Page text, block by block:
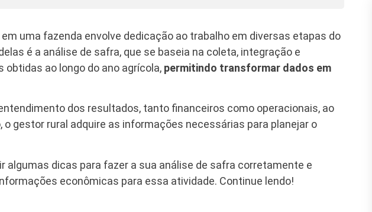
uma fazenda envolve dedicação ao trabalho em diversas etapas do
é a análise de safra, que se baseia na coleta, integração e
ao longo do ano agrícola, permitindo transformar dados em
dos resultados, tanto financeiros como operacionais, ao
o gestor rural adquire as informações necessárias para planejar o
algumas dicas para fazer a sua análise de safra corretamente e
econômicas para essa atividade. Continue lendo!